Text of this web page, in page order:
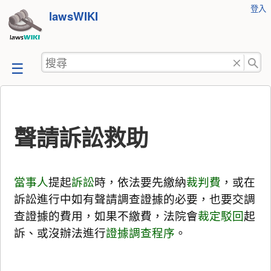
跳
至
容
lawsWIKI
工
登入
搜
尋
聲請訴訟救助
當事人提起訴訟時，依法要先繳納裁判費 ，或在
訴訟進行中如有聲請調查證據的必要，也要交調
查證據的費用，如果不繳費，法院會裁定駁回起
訴、或沒辦法進行證據調查程序 。